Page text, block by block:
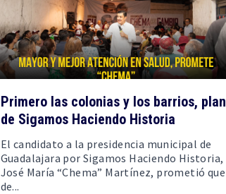
Primero las colonias y los barrios, plan
de Sigamos Haciendo Historia
El candidato a la presidencia municipal de
Guadalajara por Sigamos Haciendo Historia,
José María “Chema” Martínez, prometió que
de...